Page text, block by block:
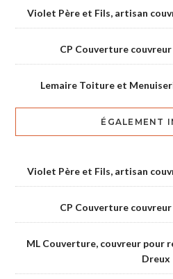
Violet Père et Fils, artisan
CP Couverture
Lemaire Toiture et
ÉGALEMENT
Violet Père et Fils, artisan
CP Couverture
ML Couverture, couvreur pour
Dreux